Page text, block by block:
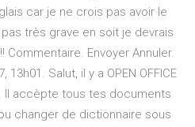
car je ne crois pas avoir le
très grave en soit je devrais
Envoyer Annuler.
Salut, il y a OPEN OFFICE
Il accèpte tous tes documents
changer de dictionnaire sous